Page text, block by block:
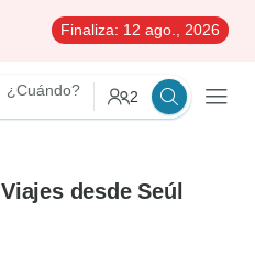
Finaliza: 12 ago., 2026
¿Cuándo? 2
desde Seúl